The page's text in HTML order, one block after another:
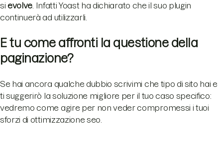
si evolve . Infatti Yoast ha dichiarato che il suo plugin
continuerà ad utilizzarli.
E tu come affronti la questione della
paginazione?
Se hai ancora qualche dubbio scrivimi che tipo di sito hai e
ti suggerirò la soluzione migliore per il tuo caso specifico:
vedremo come agire per non veder compromessi i tuoi
sforzi di ottimizzazione seo.